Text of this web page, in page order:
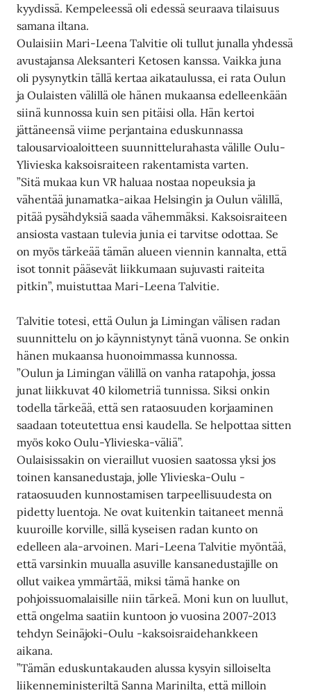
kyydissä. Kempeleessä oli edessä seuraava tilaisuus
samana iltana.
Oulaisiin Mari-Leena Talvitie oli tullut junalla yhdessä
avustajansa Aleksanteri Ketosen kanssa. Vaikka juna
oli pysynytkin tällä kertaa aikataulussa, ei rata Oulun
ja Oulaisten välillä ole hänen mukaansa edelleenkään
siinä kunnossa kuin sen pitäisi olla. Hän kertoi
jättäneensä viime perjantaina eduskunnassa
talousarvioaloitteen suunnittelurahasta välille Oulu-
Ylivieska kaksoisraiteen rakentamista varten.
”Sitä mukaa kun VR haluaa nostaa nopeuksia ja
vähentää junamatka-aikaa Helsingin ja Oulun välillä,
pitää pysähdyksiä saada vähemmäksi. Kaksoisraiteen
ansiosta vastaan tulevia junia ei tarvitse odottaa. Se
on myös tärkeää tämän alueen viennin kannalta, että
isot tonnit pääsevät liikkumaan sujuvasti raiteita
pitkin”, muistuttaa Mari-Leena Talvitie.
Talvitie totesi, että Oulun ja Limingan välisen radan
suunnittelu on jo käynnistynyt tänä vuonna. Se onkin
hänen mukaansa huonoimmassa kunnossa.
”Oulun ja Limingan välillä on vanha ratapohja, jossa
junat liikkuvat 40 kilometriä tunnissa. Siksi onkin
todella tärkeää, että sen rataosuuden korjaaminen
saadaan toteutettua ensi kaudella. Se helpottaa sitten
myös koko Oulu-Ylivieska-väliä”.
Oulaisissakin on vieraillut vuosien saatossa yksi jos
toinen kansanedustaja, jolle Ylivieska-Oulu -
rataosuuden kunnostamisen tarpeellisuudesta on
pidetty luentoja. Ne ovat kuitenkin taitaneet mennä
kuuroille korville, sillä kyseisen radan kunto on
edelleen ala-arvoinen. Mari-Leena Talvitie myöntää,
että varsinkin muualla asuville kansanedustajille on
ollut vaikea ymmärtää, miksi tämä hanke on
pohjoissuomalaisille niin tärkeä. Moni kun on luullut,
että ongelma saatiin kuntoon jo vuosina 2007-2013
tehdyn Seinäjoki-Oulu -kaksoisraidehankkeen
aikana.
”Tämän eduskuntakauden alussa kysyin silloiselta
liikenneministeriltä Sanna Marinilta, että milloin